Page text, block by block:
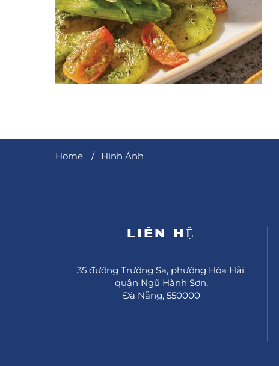
Home Hình Ảnh
LIÊN HỆ
35 đường Trường Sa, phường Hòa Hải,
quận Ngũ Hành Sơn,
Đà Nẵng, 550000